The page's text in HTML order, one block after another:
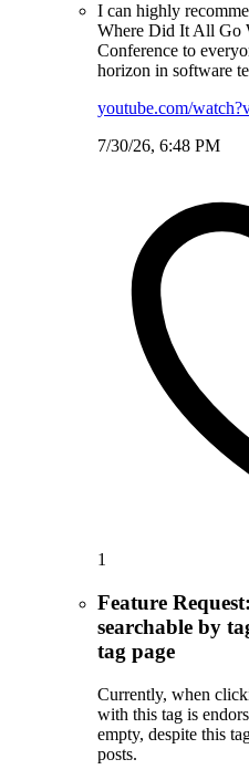
I can highly
Where Did It All Go
Conference to
horizon in software
youtube.com/
7/30/26, 6:48 PM
1
Feature
searchable by
tag page
Currently, when
with this tag is
empty, despite this
posts.